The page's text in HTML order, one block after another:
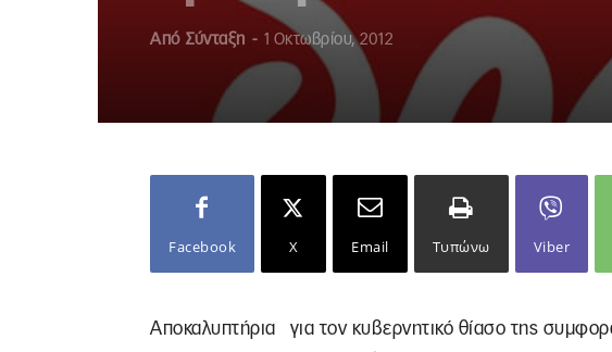
Από Σύνταξη - 1 Οκτωβρίου, 2012
Facebook X Email Τυπώνω Viber
Αποκαλυπτήρια για τον κυβερνητικό θίασο της